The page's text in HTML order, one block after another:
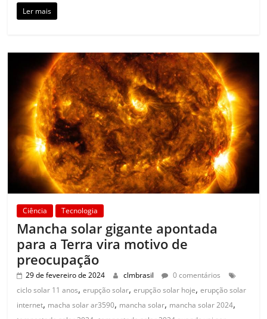
Ler mais
Ciência Tecnologia
Mancha solar gigante apontada
para a Terra vira motivo de
preocupação
29 de fevereiro de 2024 clmbrasil
0 comentários
ciclo solar 11 anos,erupção solar,erupção solar hoje,erupção solar
internet, macha solar ar3590, mancha solar, mancha solar 2024,